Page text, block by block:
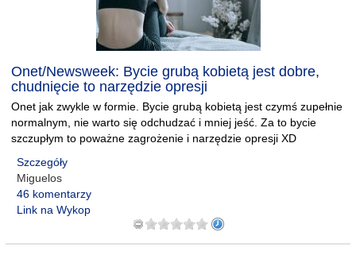
Onet/Newsweek: Bycie grubą kobietą jest dobre,
chudnięcie to narzędzie opresji
Onet jak zwykle w formie. Bycie grubą kobietą jest czymś zupełnie
normalnym, nie warto się odchudzać i mniej jeść. Za to bycie
szczupłym to poważne zagrożenie i narzędzie opresji XD
Szczegóły
Miguelos
46 komentarzy
Link na Wykop